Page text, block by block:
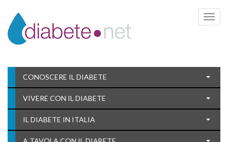
Toggle
CONOSCERE IL DIABETE
VIVERE CON IL DIABETE
IL DIABETE IN ITALIA